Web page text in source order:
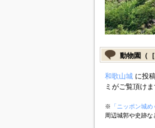
動物園（
和歌山城に投
ミがご覧頂けま
※ 「ニッポン城
周辺城郭や史跡な